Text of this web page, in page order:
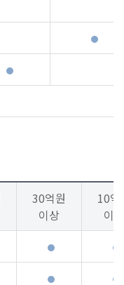
30억원
이상
10억
이상